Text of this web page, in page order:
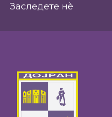
Заследете нè